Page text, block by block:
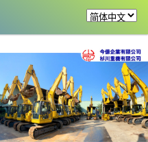
改装机具